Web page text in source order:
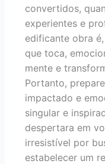
convertidos,
experientes e
edificante obra
que toca,
mente e
Portanto,
impactado e
singular e
despertara em
irresistível por
estabelecer um